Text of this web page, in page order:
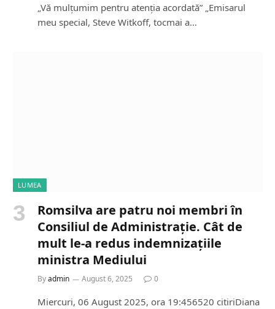
„Vă mulțumim pentru atenția acordată” „Emisarul
meu special, Steve Witkoff, tocmai a…
LUMEA
Romsilva are patru noi membri în
Consiliul de Administrație. Cât de
mult le-a redus indemnizațiile
ministra Mediului
Byadmin August 6, 2025 0
Miercuri, 06 August 2025, ora 19:456520 citiriDiana